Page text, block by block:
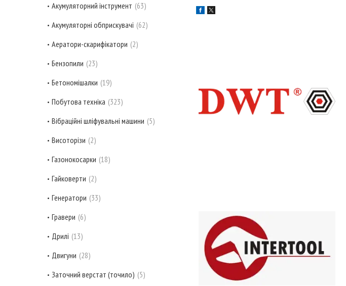
Акумуляторний інструмент 63
Акумуляторні обприскувачі 62
Аератори-скарифікатори 2
Бензопили 23
Бетономішалки 19
Побутова техніка 323
Вібраційні шліфувальні машини 5
Висоторізи 2
Газонокосарки 18
Гайковерти 2
Генератори 33
Гравери 6
Дрилі 13
Двигуни 28
Заточний верстат (точило) 5